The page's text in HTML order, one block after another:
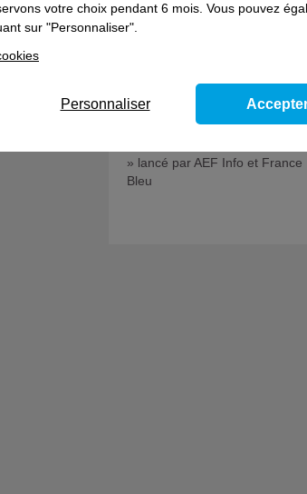
L'Afpa Occitanie est partenaire
» lancé par AEF Info et France
Bleu
votre choix pendant 6 mois. Vous pouvez
sur "Personnaliser".
Personnaliser